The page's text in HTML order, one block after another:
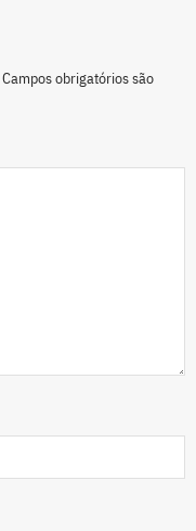
Campos obrigatórios são